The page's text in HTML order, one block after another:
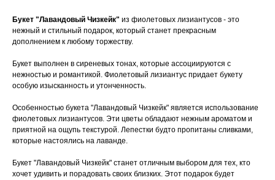
Букет "Лавандовый Чизкейк" из фиолетовых лизиантусов - это
нежный и стильный подарок, который станет прекрасным
дополнением к любому торжеству.
Букет выполнен в сиреневых тонах, которые ассоциируются с
нежностью и романтикой. Фиолетовый лизиантус придает букету
особую изысканность и утонченность.
Особенностью букета "Лавандовый Чизкейк" является использование
фиолетовых лизиантусов. Эти цветы обладают нежным ароматом и
приятной на ощупь текстурой. Лепестки будто пропитаны сливками,
которые настоялись на лаванде.
Букет "Лавандовый Чизкейк" станет отличным выбором для тех, кто
хочет удивить и порадовать своих близких. Этот подарок будет
УСИЛИТЬ ВПЕЧАТЛЕНИЕ